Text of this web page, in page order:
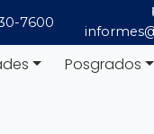
7600
Posgrados